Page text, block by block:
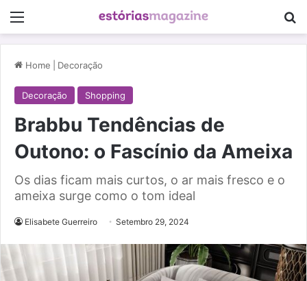
Menu
Home Decoração
Decoração Shopping
Brabbu Tendências de
Outono: o Fascínio da Ameixa
Os dias ficam mais curtos, o ar mais fresco e o
ameixa surge como o tom ideal
Elisabete Guerreiro Setembro 29, 2024